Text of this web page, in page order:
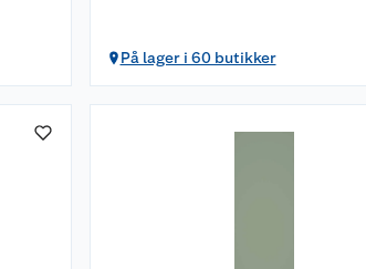
På lager i 60 butikker